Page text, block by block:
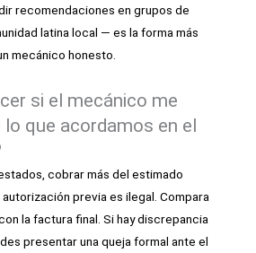
recomendaciones en grupos de
latina local — es la forma más
mecánico honesto.
si el mecánico me
que acordamos en el
cobrar más del estimado
previa es ilegal. Compara
la factura final. Si hay discrepancia
presentar una queja formal ante el